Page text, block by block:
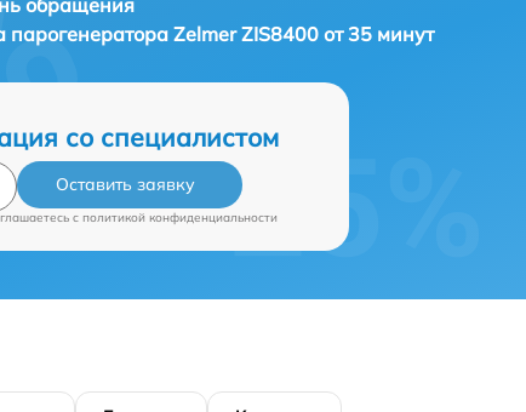
обращения
парогенератораZelmer ZIS8400 от 35 минут
со специалистом
Оставить заявку
c политикой конфиденциальности